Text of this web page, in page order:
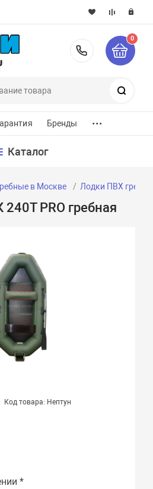
8-800-
0
Бренды ...
Каталог
в Москве Лодки ПВХ
PRO гребная
Код товара: Нептун
*